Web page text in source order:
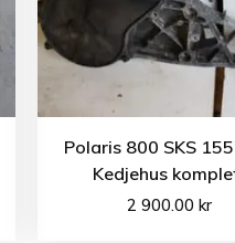
Polaris 800 SKS
Kedjehus
2 900.00kr